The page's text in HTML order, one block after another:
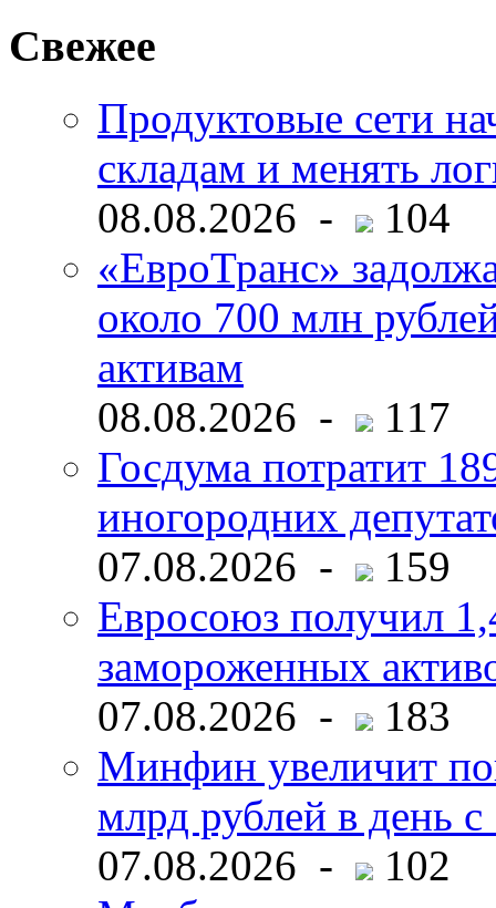
Свежее
Продуктовые сети
складам и менять
08.08.2026 -
104
«ЕвроТранс»
около 700 млн
активам
08.08.2026 -
117
Госдума потратит
иногородних
07.08.2026 -
159
Евросоюз получил
замороженных
07.08.2026 -
183
Минфин увеличит
млрд рублей в день с
07.08.2026 -
102